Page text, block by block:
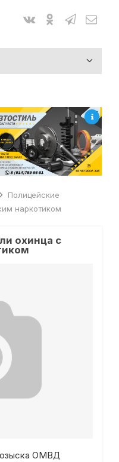
Полицейские
наркотиком
охинца с
ОМВД